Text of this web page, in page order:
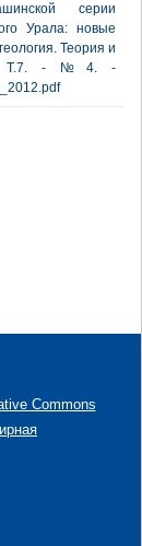
серии
Урала: новые
Теория и
- Т.7. - №4. -
Commons